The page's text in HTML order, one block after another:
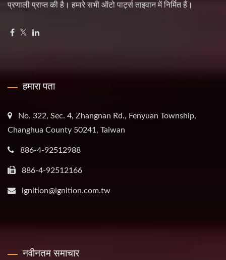
प्रणाली प्राप्त की है। हमारे सभी ऑटो पार्ट्स ताइवान में निर्मित हैं।
हमारा पता
No. 322, Sec. 4, Zhangnan Rd., Fenyuan Township,
Changhua County 50241, Taiwan
886-4-92512988
886-4-92512166
ignition@ignition.com.tw
नवीनतम समाचार